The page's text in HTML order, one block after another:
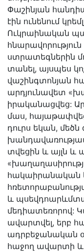
Փաշինյան
էին ունենում
Ուկրաինական
ստրատեգներին
տանել, այսպես
վաշինգտոնյան
արդյունավետ
իրականացվեց:
մաս,
դուրս եկան, մեծն
տվեցին և այլն և
հակաիրանական
և
մեդիատեռորով:
ավարտվել, երբ
ադրբեջանական
հաջող ավարտի